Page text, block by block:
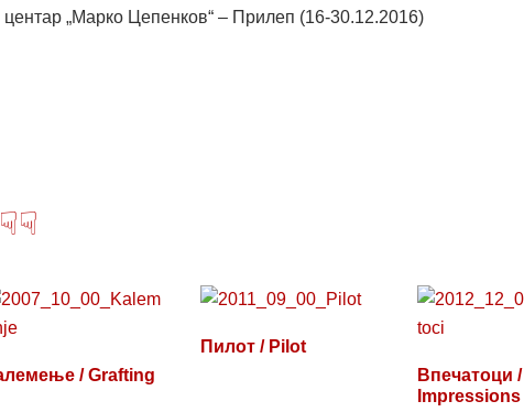
„Марко Цепенков“ – Прилеп (16-30.12.2016)
/ Grafting
Пилот / Pilot
Впечатоци /
Impressions